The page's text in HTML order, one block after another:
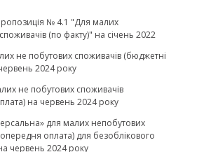
№ 4.1 "Для малих
(по факту)" на січень 2022
не побутових споживачів (бюджетні
2024 року
не побутових споживачів
на червень 2024 року
для малих непобутових
оплата) для безоблікового
червень 2024 року